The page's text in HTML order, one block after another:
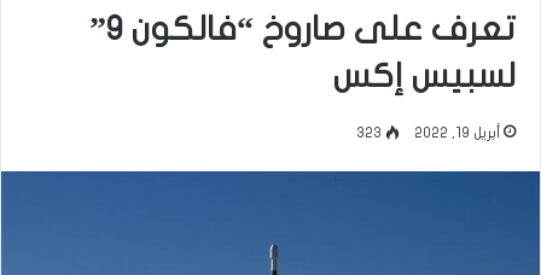
تعرف على صاروخ “فالكون 9”
لسبيس إكس
أبريل 19, 2022 323